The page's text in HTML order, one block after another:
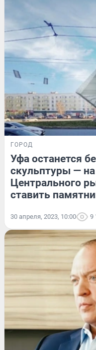
ГОРОД
Уфа останется
скульптуры —
Центрального
ставить
30 апреля, 2023, 10:00 9